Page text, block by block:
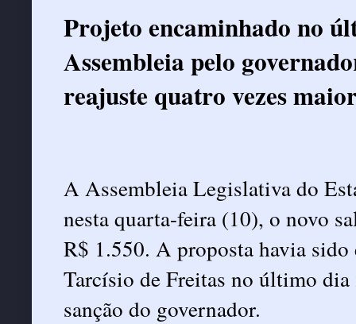
Projeto encaminhado no
Assembleia pelo
reajuste quatro vezes
A Assembleia Legislativa do
nesta quarta-feira (10), o novo
R$ 1.550. A proposta havia sido
Tarcísio de Freitas no último
sanção do governador.